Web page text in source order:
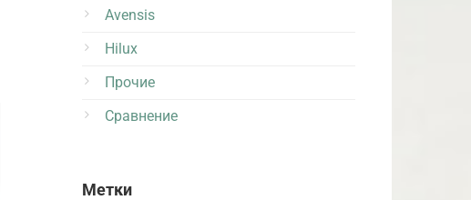
Avensis
Hilux
Прочие
Сравнение
Метки